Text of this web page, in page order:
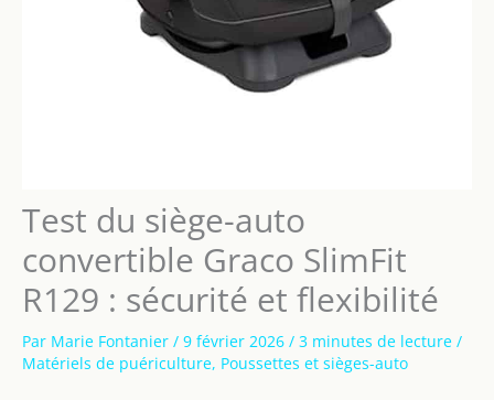
Test du siège-auto
convertible Graco SlimFit
R129 : sécurité et flexibilité
Par Marie Fontanier / 9 février 2026 / 3 minutes de lecture /
Matériels de puériculture, Poussettes et sièges-auto